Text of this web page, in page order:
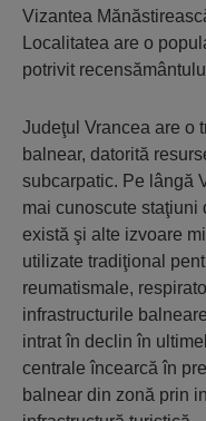
Vizantea
Localitatea are o
potrivit
Judeţul Vrancea are o
balnear, datorită
subcarpatic. Pe lângă
mai cunoscute staţiuni
există şi alte izvoare
utilizate tradiţional
reumatismale,
infrastructurile
intrat în declin în
centrale încearcă în
balnear din zonă prin